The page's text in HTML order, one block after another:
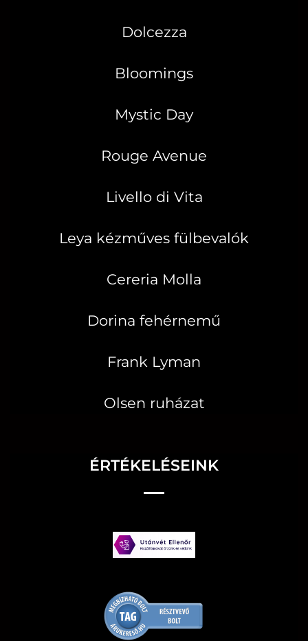
Dolcezza
Bloomings
Mystic Day
Rouge Avenue
Livello di Vita
Leya kézműves fülbevalók
Cereria Molla
Dorina fehérnemű
Frank Lyman
Olsen ruházat
ÉRTÉKELÉSEINK